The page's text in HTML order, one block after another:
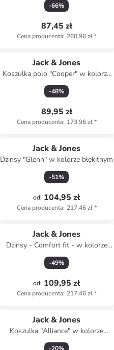
-66%
87,45 zł
Cena producenta: 260,96 zł*
Jack & Jones
Koszulka polo "Cooper" w kolorze
beżowym
-48%
89,95 zł
Cena producenta: 173,96 zł*
Jack & Jones
Dżinsy "Glenn" w kolorze błękitnym
-51%
od: 104,95 zł
Cena producenta: 217,46 zł*
Jack & Jones
Dżinsy - Comfort fit - w kolorze
czarnym
-49%
od: 109,95 zł
Cena producenta: 217,46 zł*
Jack & Jones
Koszulka "Alliance" w kolorze
białym